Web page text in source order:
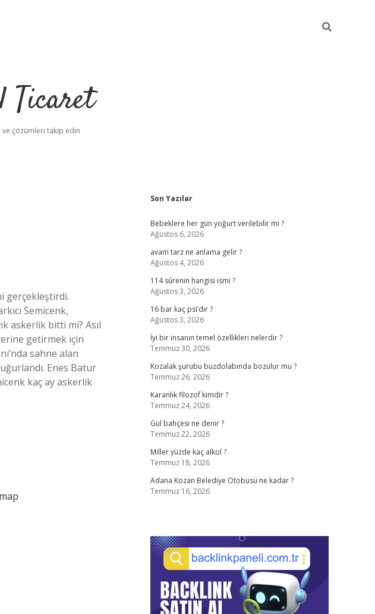
Ticaret
ve çözümleri takip edin
gerçekleştirdi.
Semicenk,
askerlik bitti mi? Asıl
getirmek için
sahne alan
Enes Batur
kaç ay askerlik
Sidebar
Son Yazılar
Bebeklere her gün yoğurt verilebilir mi ?
Ağustos 6, 2026
avam tarz ne anlama gelir ?
Ağustos 4, 2026
114 sûrenin hangisi ismi ?
Ağustos 3, 2026
16 bar kaç psi’dir ?
Ağustos 3, 2026
İyi bir insanın temel özellikleri nelerdir ?
Temmuz 30, 2026
Kozalak şurubu buzdolabında bozulur mu ?
Temmuz 26, 2026
Karanlık filozof kimdir ?
Temmuz 24, 2026
Gül bahçesi ne denir ?
Temmuz 22, 2026
Miller yüzde kaç alkol ?
Temmuz 18, 2026
Adana Kozan Belediye Otobüsü ne kadar ?
Temmuz 16, 2026